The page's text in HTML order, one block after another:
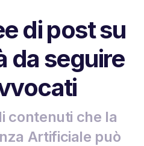
di post su
da seguire
contenuti che la
Artificiale può